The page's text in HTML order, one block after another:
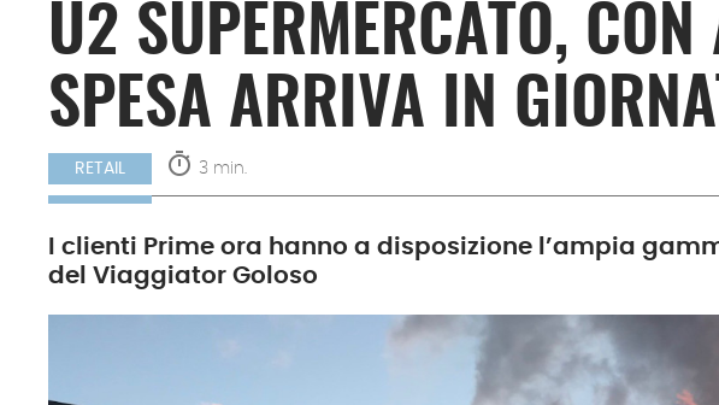
U2 SUPERMERCATO,
SPESA ARRIVA IN
RETAIL timer 3 min.
I clienti Prime ora hanno a disposizione l’ampia
del Viaggiator Goloso